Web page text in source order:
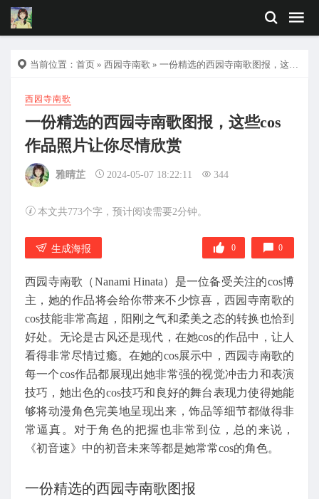
当前位置： 首页 » 西园寺南歌 » 一份精选的西园寺南歌图报，这些cos作品照片让你尽情欣赏
西园寺南歌
一份精选的西园寺南歌图报，这些cos
作品照片让你尽情欣赏
雅晴芷 2024-05-07 18:22:11 344
本文共773个字，预计阅读需要2分钟。
生成海报 0 0
西园寺南歌（Nanami Hinata）是一位备受关注的cos博
主，她的作品将会给你带来不少惊喜，西园寺南歌的
cos技能非常高超，阳刚之气和柔美之态的转换也恰到
好处。无论是古风还是现代，在她cos的作品中，让人
看得非常尽情过瘾。在她的cos展示中，西园寺南歌的
每一个cos作品都展现出她非常强的视觉冲击力和表演
技巧，她出色的cos技巧和良好的舞台表现力使得她能
够将动漫角色完美地呈现出来，饰品等细节都做得非
常逼真。对于角色的把握也非常到位，总的来说，
《初音速》中的初音未来等都是她常常cos的角色。
一份精选的西园寺南歌图报